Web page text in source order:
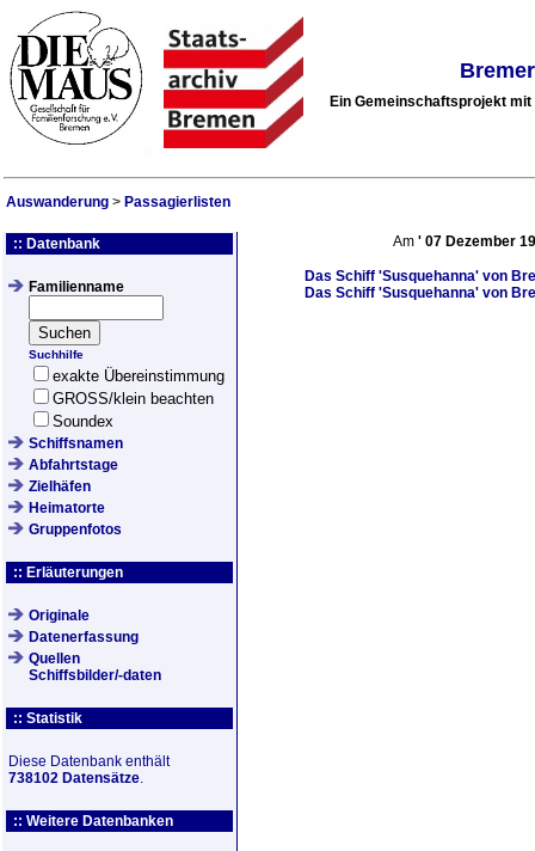
Ein Gemeinschaftsprojekt
Auswanderung > Passagierlisten
:: Datenbank
Familienname
Suchhilfe
exakte Übereinstimmung
GROSS/klein beachten
Soundex
Schiffsnamen
Abfahrtstage
Zielhäfen
Heimatorte
Gruppenfotos
:: Erläuterungen
Originale
Datenerfassung
Quellen
Schiffsbilder/-daten
:: Statistik
Diese Datenbank enthält
738102 Datensätze.
:: Weitere Datenbanken
Am ' 07 Dezember
Das Schiff 'Susquehanna'von
Das Schiff 'Susquehanna'von